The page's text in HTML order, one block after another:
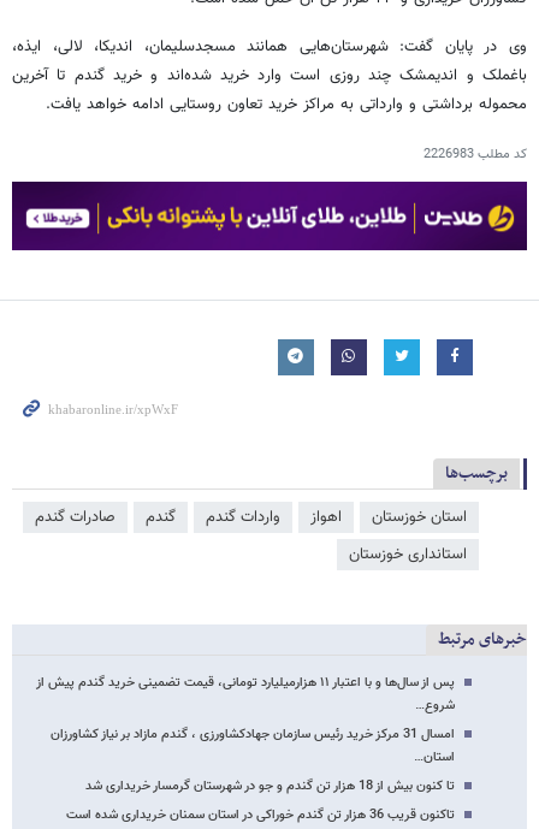
وی در پایان گفت: شهرستان‌هایی همانند مسجدسلیمان، اندیکا، لالی، ایذه،
باغملک و اندیمشک چند روزی است وارد خرید شده‌اند و خرید گندم تا آخرین
محموله برداشتی و وارداتی به مراکز خرید تعاون روستایی ادامه خواهد یافت.
کد مطلب2226983
برچسب‌ها
استان خوزستان اهواز واردات گندم گندم
صادرات گندم
استانداری خوزستان
خبرهای مرتبط
پس از سال‌ها و با اعتبار ۱۱ هزارمیلیارد تومانی، قیمت تضمینی خرید گندم پیش از
شروع…
امسال 31 مرکز خرید رئیس سازمان جهادکشاورزی ، گندم مازاد بر نیاز کشاورزان
استان…
تا کنون بیش از 18 هزار تن گندم و جو در شهرستان گرمسار خریداری شد
تاکنون قریب 36 هزار تن گندم خوراکی در استان سمنان خریداری شده است